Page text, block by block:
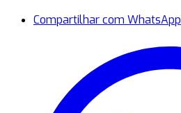
Compartilhar com WhatsApp